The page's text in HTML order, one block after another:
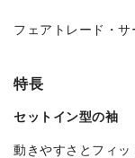
フェアトレード・サ
特長
セットイン型の袖
動きやすさとフィ